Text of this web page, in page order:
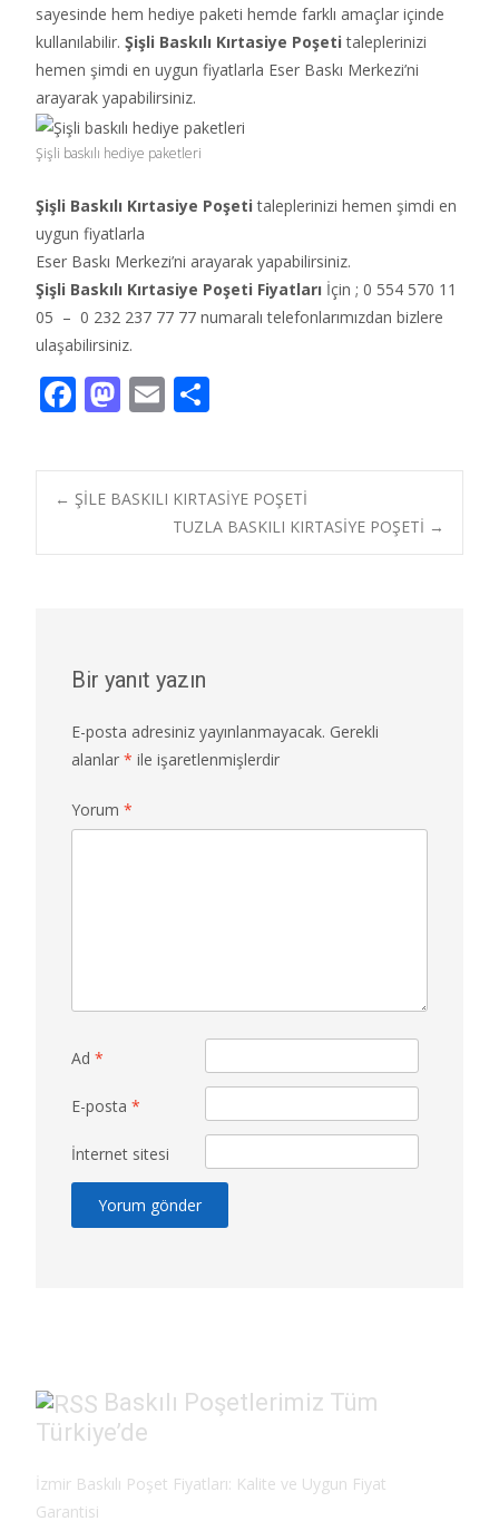
sayesinde hem hediye paketi hemde farklı amaçlar içinde
kullanılabilir. Şişli Baskılı Kırtasiye Poşeti taleplerinizi
hemen şimdi en uygun fiyatlarla Eser Baskı Merkezi’ni
arayarak yapabilirsiniz.
Şişli baskılı hediye paketleri
Şişli Baskılı Kırtasiye Poşeti taleplerinizi hemen şimdi en
uygun fiyatlarla
Eser Baskı Merkezi’ni arayarak yapabilirsiniz.
Şişli Baskılı Kırtasiye Poşeti Fiyatları İçin ; 0 554 570 11
05 – 0 232 237 77 77 numaralı telefonlarımızdan bizlere
ulaşabilirsiniz.
F
e
b
M
to
d
E
ai
l
ar
e
Post
← ŞİLE BASKILI KIRTASİYE POŞETİ
TUZLA BASKILI KIRTASİYE POŞETİ →
Bir yanıt yazın
E-posta adresiniz yayınlanmayacak. Gerekli
alanlar * ile işaretlenmişlerdir
Yorum *
Ad *
E-posta *
İnternet sitesi
Baskılı Poşetlerimiz Tüm
Türkiye’de
İzmir Baskılı Poşet Fiyatları: Kalite ve Uygun Fiyat
Garantisi